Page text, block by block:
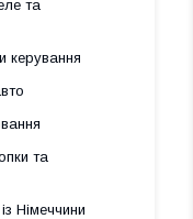
та
керування
та
Німеччини